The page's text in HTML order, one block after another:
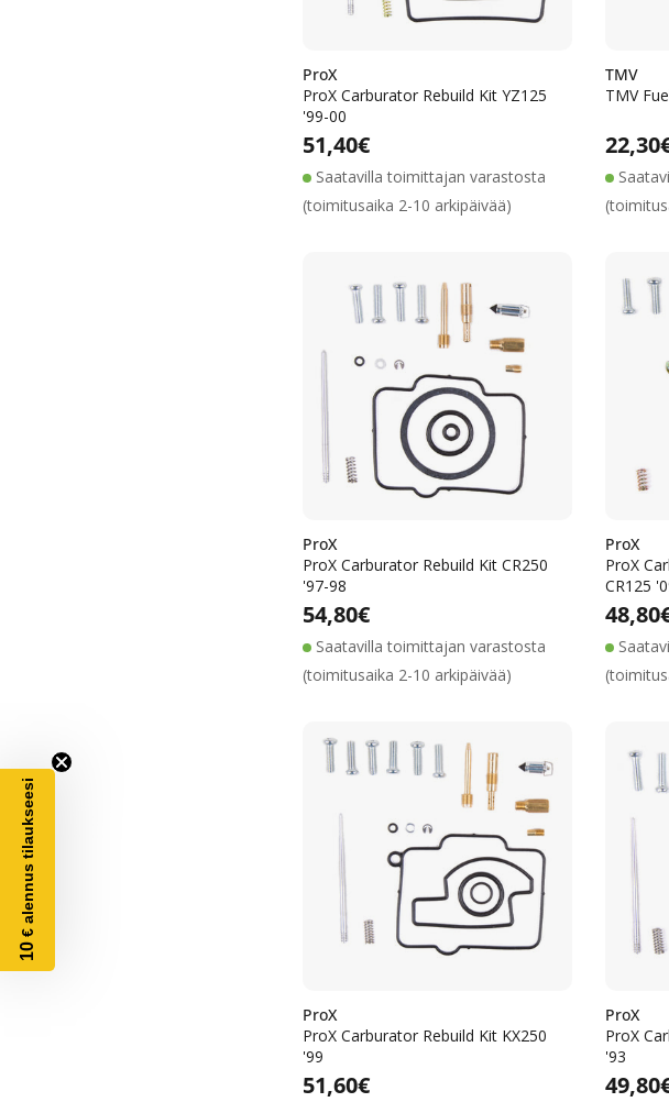
ProX
ProX Carburator Rebuild Kit YZ125
'99-00
Normaalihinta
51,40€Alennushinta
Normaalihinta
Saatavilla toimittajan varastosta
(toimitusaika 2-10 arkipäivää)
TMV
TMV
ProX
ProX Carburator Rebuild Kit CR250
'97-98
Normaalihinta
54,80€Alennushinta
Normaalihinta
Saatavilla toimittajan varastosta
(toimitusaika 2-10 arkipäivää)
ProX
ProX
CR125
ProX
ProX Carburator Rebuild Kit KX250
'99
Normaalihinta
51,60€Alennushinta
Normaalihinta
ProX
ProX
'93
10
€ alennus tilaukseesi